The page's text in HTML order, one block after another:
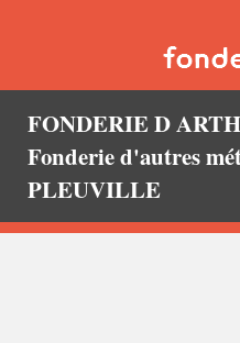
FONDERIE D
Fonderie d'autres
PLEUVILLE